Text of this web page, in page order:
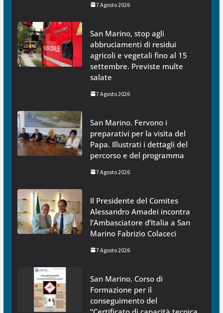
7 Agosto 2026
San Marino, stop agli
abbruciamenti di residui
agricoli e vegetali fino al 15
settembre. Previste multe
salate
7 Agosto 2026
San Marino. Fervono i
preparativi per la visita del
Papa. Illustrati i dettagli del
percorso e del programma
7 Agosto 2026
Il Presidente del Comites
Alessandro Amadei incontra
l’Ambasciatore d’Italia a San
Marino Fabrizio Colaceci
7 Agosto 2026
San Marino. Corso di
Formazione per il
conseguimento del